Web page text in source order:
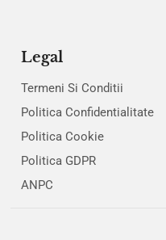
Legal
Termeni Si Conditii
Politica Confidentialitate
Politica Cookie
Politica GDPR
ANPC